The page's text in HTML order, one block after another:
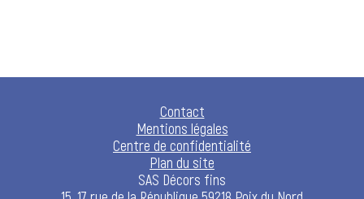
Contact
Mentions légales
Centre de confidentialité
Plan du site
SAS Décors fins